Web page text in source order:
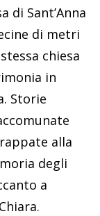
Sant’Anna
di metri
chiesa
in
Storie
alla
degli
a